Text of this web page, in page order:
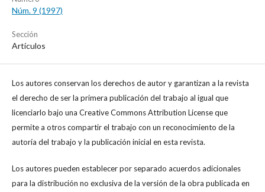
Núm. 9 (1997)
Sección
Artículos
Los autores conservan los derechos de autor y garantizan a la revista
el derecho de ser la primera publicación del trabajo al igual que
licenciarlo bajo una Creative Commons Attribution License que
permite a otros compartir el trabajo con un reconocimiento de la
autoría del trabajo y la publicación inicial en esta revista.
Los autores pueden establecer por separado acuerdos adicionales
para la distribución no exclusiva de la versión de la obra publicada en